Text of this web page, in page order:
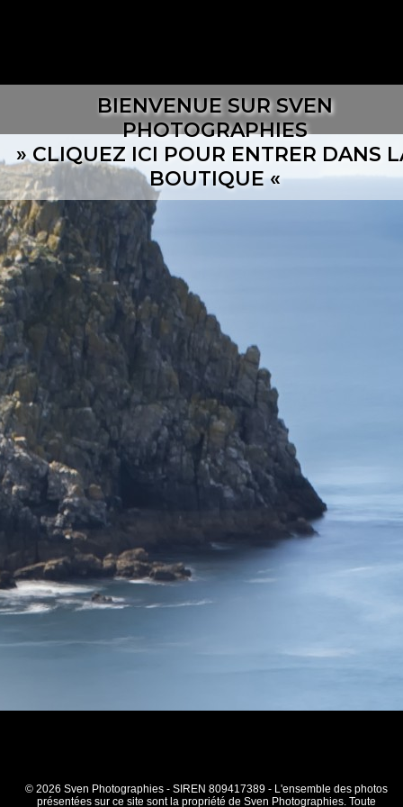
BIENVENUE SUR SVEN
PHOTOGRAPHIES
» CLIQUEZ ICI POUR ENTRER DANS
BOUTIQUE «
© 2026 Sven Photographies - SIREN 809417389 - L'ensemble des photos
présentées sur ce site sont la propriété de Sven Photographies. Toute